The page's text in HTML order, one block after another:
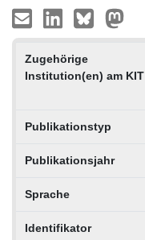
Zugehörige
Institution(en) am KIT
Publikationstyp
Publikationsjahr
Sprache
Identifikator